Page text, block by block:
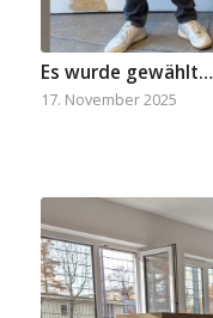
Es wurde gewählt…
17. November 2025